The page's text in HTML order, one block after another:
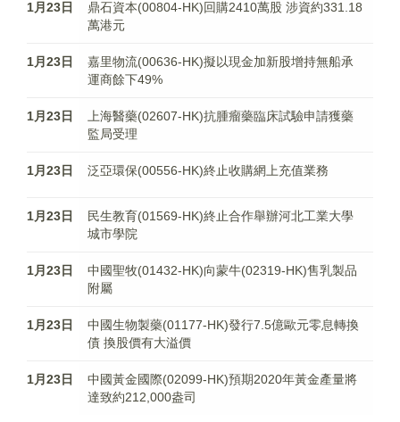
1月23日
鼎石資本(00804-HK)回購2410萬股 涉資約331.18
萬港元
1月23日
嘉里物流(00636-HK)擬以現金加新股增持無船承
運商餘下49%
1月23日
上海醫藥(02607-HK)抗腫瘤藥臨床試驗申請獲藥
監局受理
1月23日 泛亞環保(00556-HK)終止收購網上充值業務
1月23日
民生教育(01569-HK)終止合作舉辦河北工業大學
城市學院
1月23日
中國聖牧(01432-HK)向蒙牛(02319-HK)售乳製品
附屬
1月23日
中國生物製藥(01177-HK)發行7.5億歐元零息轉換
債 換股價有大溢價
1月23日
中國黃金國際(02099-HK)預期2020年黃金產量將
達致約212,000盎司